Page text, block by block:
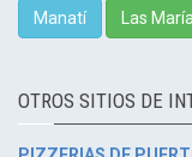
Manatí Las
OTROS SITIOS DE